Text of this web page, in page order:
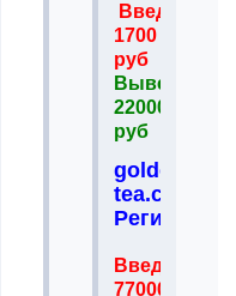
Введено
1700
руб
Вывел
22000
руб
golden-
tea.com
Введено
77000